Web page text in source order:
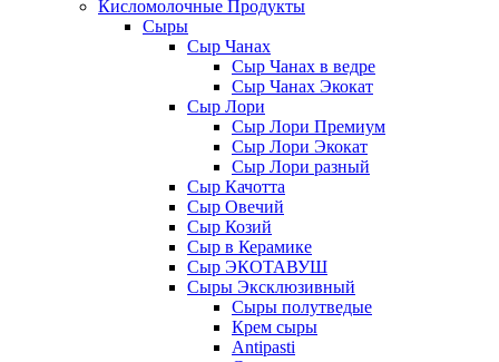
Кисломолочные Продукты
Сыры
Сыр Чанах
Сыр Чанах в ведре
Сыр Чанах Экокат
Сыр Лори
Сыр Лори Премиум
Сыр Лори Экокат
Сыр Лори разный
Сыр Качотта
Сыр Овечий
Сыр Козий
Сыр в Керамике
Сыр ЭКОТАВУШ
Сыры Эксклюзивный
Сыры полутведые
Крем сыры
Antipasti